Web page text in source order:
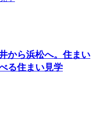
から浜松へ。住まい
る住まい見学